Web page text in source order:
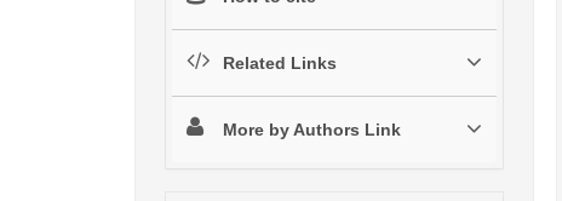
Related Links
More by Authors Link